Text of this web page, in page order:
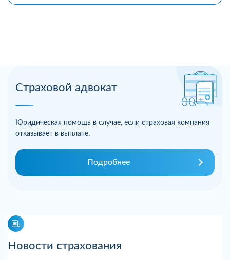
Страховой адвокат
Юридическая помощь в случае, если страховая компания
отказывает в выплате.
Подробнее
Новости страхования